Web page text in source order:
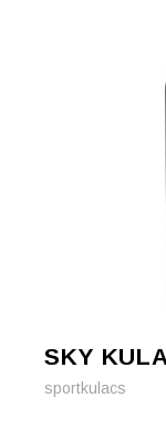
SKY
sportkulacs